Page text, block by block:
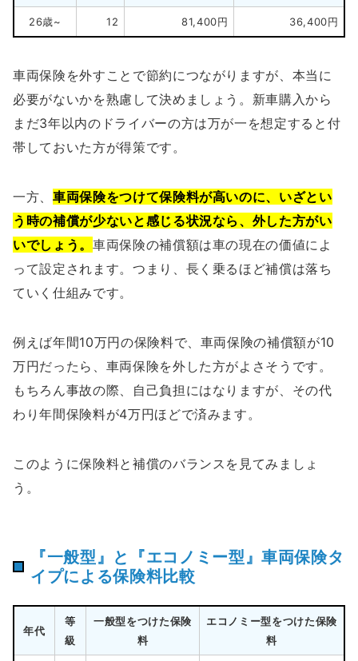
26歳~ 12 81,400円 36,400円
車両保険を外すことで節約につながりますが、本当に
必要がないかを熟慮して決めましょう。新車購入から
まだ3年以内のドライバーの方は万が一を想定すると付
帯しておいた方が得策です。
一方、 車両保険をつけて保険料が高いのに、いざとい
う時の補償が少ないと感じる状況なら、外した方がい
いでしょう。 車両保険の補償額は車の現在の価値によ
って設定されます。つまり、長く乗るほど補償は落ち
ていく仕組みです。
例えば年間10万円の保険料で、車両保険の補償額が10
万円だったら、車両保険を外した方がよさそうです。
もちろん事故の際、自己負担にはなりますが、その代
わり年間保険料が4万円ほどで済みます。
このように保険料と補償のバランスを見てみましょ
う。
『一般型』と『エコノミー型』車両保険タ
イプによる保険料比較
年代
等
級
一般型をつけた保険
料
エコノミー型をつけた保険
料